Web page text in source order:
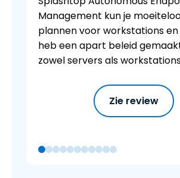
Management kun je
plannen voor workstations en
heb een apart beleid
zowel servers als
Zie review